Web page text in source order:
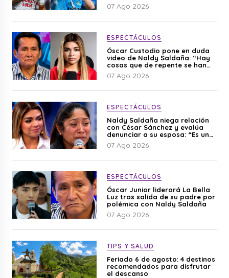
07 Ago 2026
ESPECTÁCULOS
Óscar Custodio pone en duda
video de Naldy Saldaña: “Hay
cosas que de repente se han
editado”
07 Ago 2026
ESPECTÁCULOS
Naldy Saldaña niega relación
con César Sánchez y evalúa
denunciar a su esposa: “Es una
difamación”
07 Ago 2026
ESPECTÁCULOS
Óscar Junior liderará La Bella
Luz tras salida de su padre por
polémica con Naldy Saldaña
07 Ago 2026
TIPS Y SALUD
Feriado 6 de agosto: 4 destinos
recomendados para disfrutar
el descanso